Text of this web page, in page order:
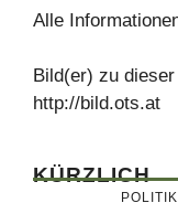
Alle
Bild(er) zu
http://bild.ots.at
KÜRZLICH
POLITIK